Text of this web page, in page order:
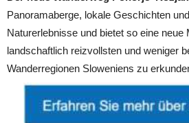
Panoramaberge, lokale Geschichten
Naturerlebnisse und bietet so eine neue
landschaftlich reizvollsten und weniger
Wanderregionen Sloweniens zu